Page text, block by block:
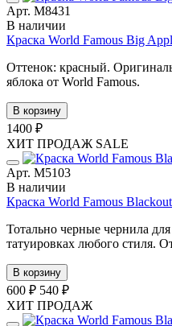
Арт. М8431
В наличии
Краска World Famous Big
Оттенок: красный.
яблока от World Famous.
В корзину
1400 ₽
ХИТ ПРОДАЖ SALE
Арт. М5103
В наличии
Краска World Famous
Тотально черные чернила
татуировках любого стиля.
В корзину
600 ₽ 540 ₽
ХИТ ПРОДАЖ